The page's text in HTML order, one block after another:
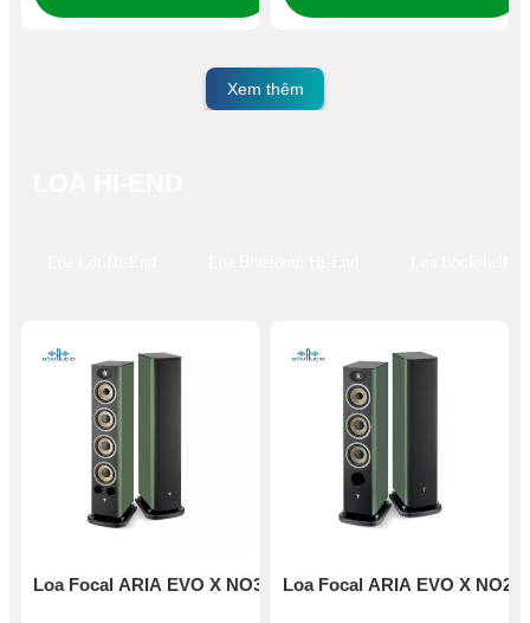
Xem thêm
Loa Focal ARIA EVO X NO3 Loa Focal ARIA EVO X NO2